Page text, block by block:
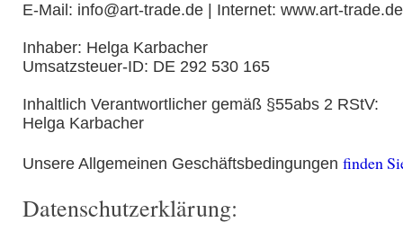
E-Mail: info@art-trade.de | Internet: www.art-trade.de
Inhaber: Helga Karbacher
Umsatzsteuer-ID: DE 292 530 165
Inhaltlich Verantwortlicher gemäß §55abs 2 RStV:
Helga Karbacher
Unsere Allgemeinen Geschäftsbedingungen finden
Datenschutzerklärung: